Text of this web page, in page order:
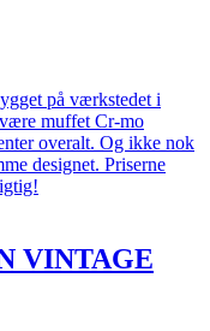
på værkstedet i
muffet Cr-mo
overalt. Og ikke nok
designet. Priserne
VINTAGE